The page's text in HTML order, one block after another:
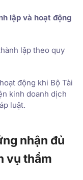
lập và hoạt động
lập theo quy
động khi Bộ Tài
kinh doanh dịch
luật.
nhận đủ
vụ thẩm